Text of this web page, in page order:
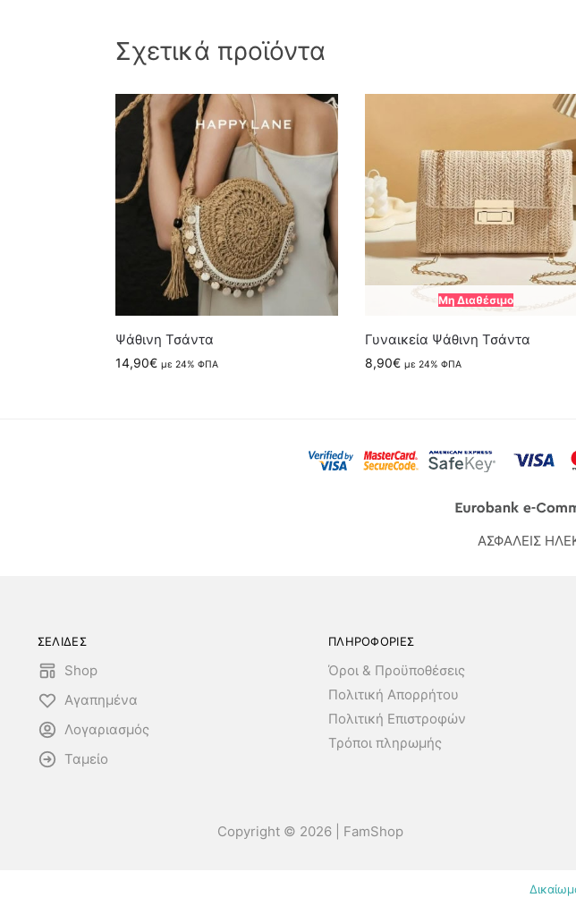
Σχετικά προϊόντα
Ψάθινη Τσάντα
14,90€ με 24% ΦΠΑ
Μη Διαθέσιμο
Γυναικεία Ψάθινη Τσάντα
8,90€ με 24% ΦΠΑ
ΑΣΦΑΛΕΙΣ
ΣΕΛΙΔΕΣ
Shop
Αγαπημένα
Λογαριασμός
Ταμείο
ΠΛΗΡΟΦΟΡΙΕΣ
Όροι & Προϋποθέσεις
Πολιτική Απορρήτου
Πολιτική Επιστροφών
Τρόποι πληρωμής
Copyright © 2026 | FamShop